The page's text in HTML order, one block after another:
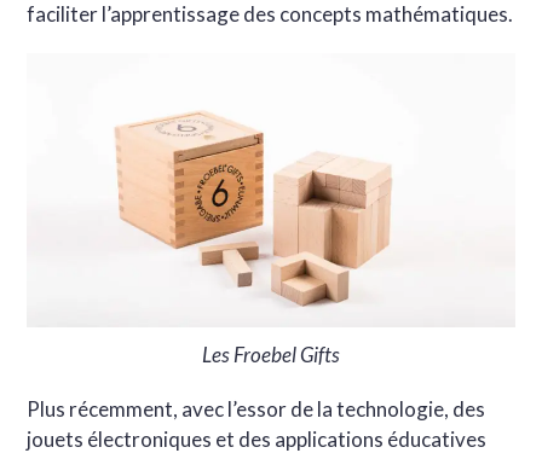
faciliter l’apprentissage des concepts mathématiques.
Les Froebel Gifts
Plus récemment, avec l’essor de la technologie, des
jouets électroniques et des applications éducatives